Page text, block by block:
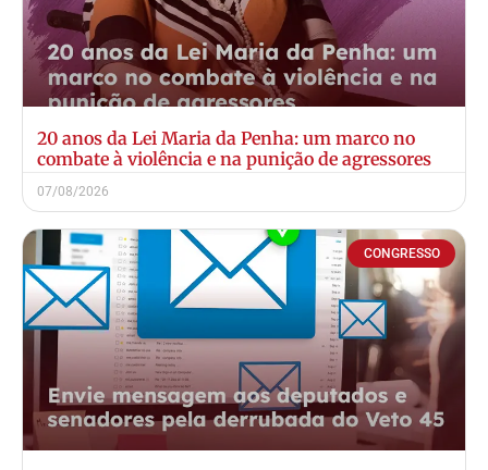
20 anos da Lei Maria da Penha: um marco no
combate à violência e na punição de agressores
07/08/2026
CONGRESSO